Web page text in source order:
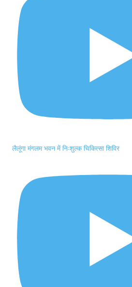
लैलूंगा मंगलम भवन में निःशुल्क चिकित्सा शिविर